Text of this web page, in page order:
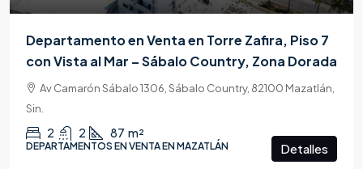
Departamento en Venta en Torre Zafira, Piso 7
con Vista al Mar – Sábalo Country, Zona Dorada
Av Camarón Sábalo 1306, Sábalo Country, 82100 Mazatlán,
Sin.
2 2 87 m²
DEPARTAMENTOS EN VENTA EN MAZATLÁN Detalles